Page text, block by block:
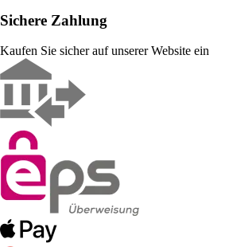
Sichere Zahlung
Kaufen Sie sicher auf unserer Website ein